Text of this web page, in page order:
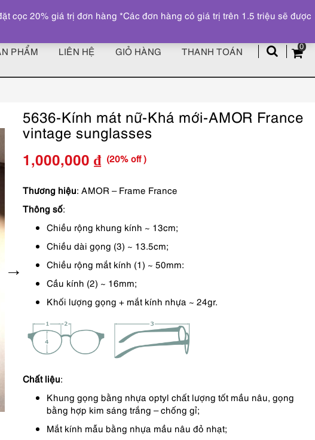
z
0
PHẨM LIÊN HỆ GIỎ HÀNG THANH TOÁN
5636-Kính mát nữ-Khá mới-AMOR France
vintage sunglasses
Giá
gốc
1,250,000 ₫.
1,000,000 ₫
Giá
hiện
là:
1,000,000 ₫.
(20% off )
Thương hiệu: AMOR – Frame France
Thông số:
Chiều rộng khung kính ~ 13cm;
Chiều dài gọng (3) ~ 13.5cm;
Chiều rộng mắt kính (1) ~ 50mm:
Cầu kính (2) ~ 16mm;
Khối lượng gọng + mắt kính nhựa ~ 24gr.
Chất liệu:
Khung gọng bằng nhựa optyl chất lượng tốt mầu nâu, gọng
bằng hợp kim sáng trắng – chống gỉ;
Mắt kính mẫu bằng nhựa mầu nâu đỏ nhạt;
cọc 20% giá trị đơn hàng *Các đơn hàng có giá trị trên 1.5 triệu sẽ được